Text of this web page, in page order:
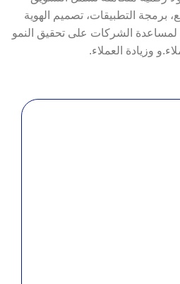
برمجة التطبيقات، تصميم الهوية
لمساعدة الشركات على تحقيق النمو
وزيادة العملاء.